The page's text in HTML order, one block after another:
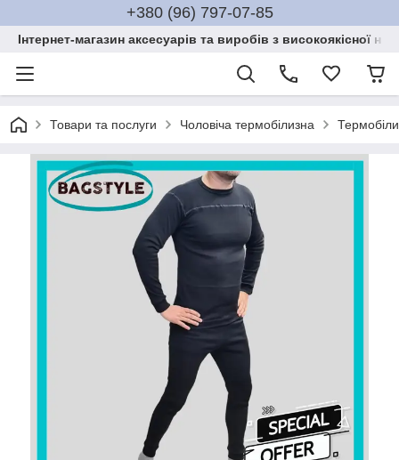
+380 (96) 797-07-85
Інтернет-магазин аксесуарів та виробів з високоякісної
Товари та послуги Чоловіча термобілизна